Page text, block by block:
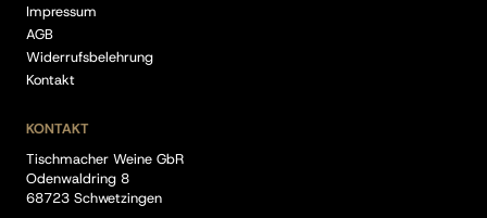
Impressum
AGB
Widerrufsbelehrung
Kontakt
KONTAKT
Tischmacher Weine GbR
Odenwaldring 8
68723 Schwetzingen